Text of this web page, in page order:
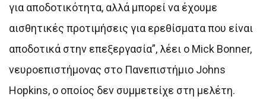
για αποδοτικότητα, αλλά μπορεί να έχουμε
αισθητικές προτιμήσεις για ερεθίσματα που είναι
αποδοτικά στην επεξεργασία”, λέει ο Mick Bonner,
νευροεπιστήμονας στο Πανεπιστήμιο Johns
Hopkins, ο οποίος δεν συμμετείχε στη μελέτη.